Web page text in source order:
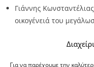
Για να παρέχουμε την
Γιάννης
οικογένειά του